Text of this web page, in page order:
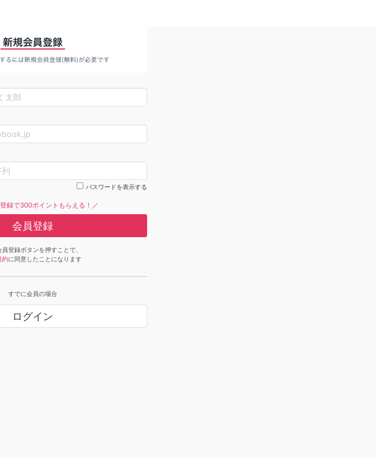
パスワードを表示する
録で300ポイントもらえる！／
会員登録
登録ボタンを押すことで、
約に同意したことになります
すでに会員の場合
ログイン